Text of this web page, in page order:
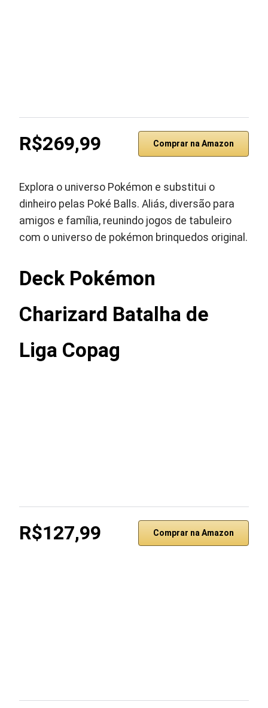
R$269,99 Comprar na Amazon
Explora o universo Pokémon e substitui o
dinheiro pelas Poké Balls. Aliás, diversão para
amigos e família, reunindo jogos de tabuleiro
com o universo de pokémon brinquedos original.
Deck Pokémon
Charizard Batalha de
Liga Copag
R$127,99 Comprar na Amazon